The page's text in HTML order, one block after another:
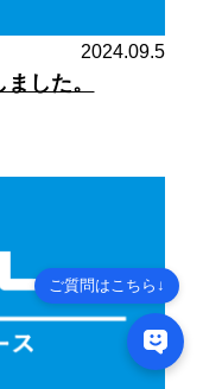
2024.09.5
した。
ご質問はこちら↓